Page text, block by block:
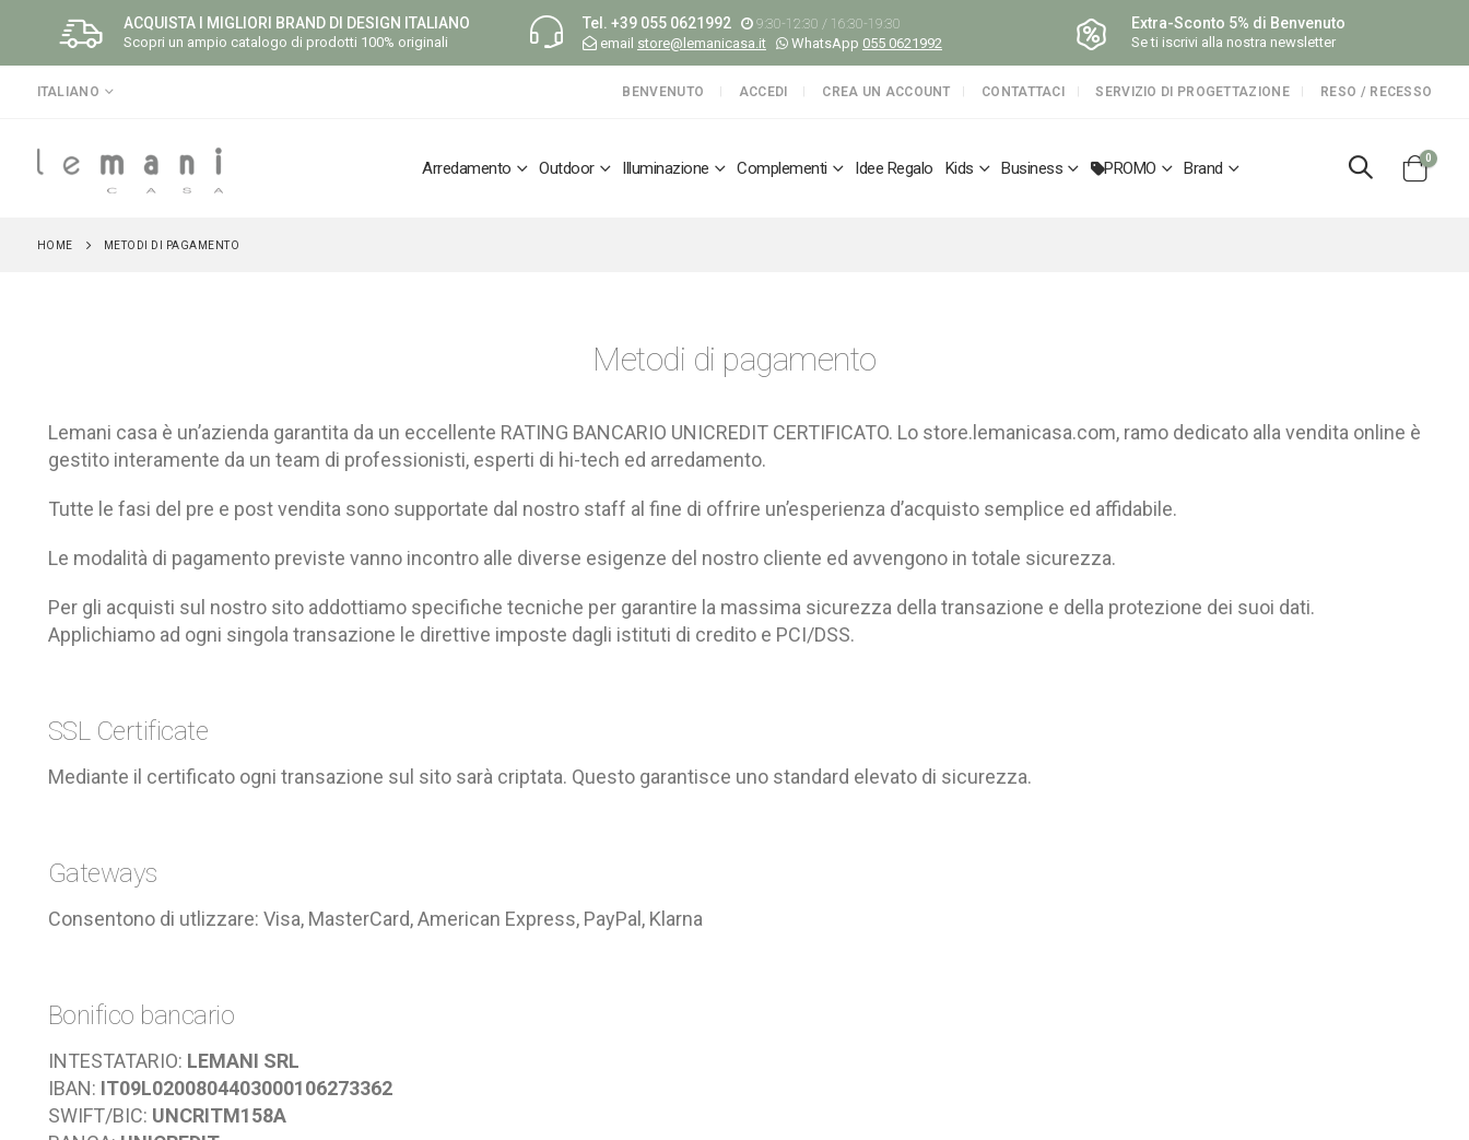
ACQUISTA I MIGLIORI BRAND DI DESIGN ITALIANO
Scopri un ampio catalogo di prodotti 100% originali
Tel. +39 055 0621992
9:30-12:30 / 16:30-19:30
email store@lemanicasa.it WhatsApp 055 0621992
Extra-Sconto 5% di Benvenuto
Se ti iscrivi alla nostra newsletter
LINGUA
ITALIANO BENVENUTO ACCEDI CREA UN ACCOUNT CONTATTACI SERVIZIO DI PROGETTAZIONE RESO / RECESSO
Arredamento Outdoor Illuminazione Complementi Idee Regalo Kids Business PROMO Brand
Cart
0
HOME METODI DI PAGAMENTO
Metodi di pagamento
Lemani casa è un’azienda garantita da un eccellente RATING BANCARIO UNICREDIT CERTIFICATO. Lo store.lemanicasa.com, ramo dedicato alla vendita online è
gestito interamente da un team di professionisti, esperti di hi-tech ed arredamento.
Tutte le fasi del pre e post vendita sono supportate dal nostro staff al fine di offrire un’esperienza d’acquisto semplice ed affidabile.
Le modalità di pagamento previste vanno incontro alle diverse esigenze del nostro cliente ed avvengono in totale sicurezza.
Per gli acquisti sul nostro sito addottiamo specifiche tecniche per garantire la massima sicurezza della transazione e della protezione dei suoi dati.
Applichiamo ad ogni singola transazione le direttive imposte dagli istituti di credito e PCI/DSS.
SSL Certificate
Mediante il certificato ogni transazione sul sito sarà criptata. Questo garantisce uno standard elevato di sicurezza.
Gateways
Consentono di utlizzare: Visa, MasterCard, American Express, PayPal, Klarna
Bonifico bancario
INTESTATARIO: LEMANI SRL
IBAN: IT09L0200804403000106273362
SWIFT/BIC: UNCRITM158A